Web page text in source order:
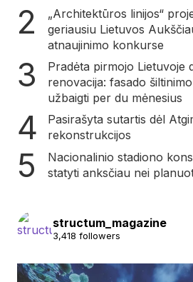
„Architektūros linijos“
geriausiu Lietuvos
atnaujinimo konkurse
Pradėta pirmojo Lietuvoje
renovacija: fasado
užbaigti per du mėnesius
Pasirašyta sutartis dėl
rekonstrukcijos
Nacionalinio stadiono
statyti anksčiau nei
structum_magazine
3,418 followers